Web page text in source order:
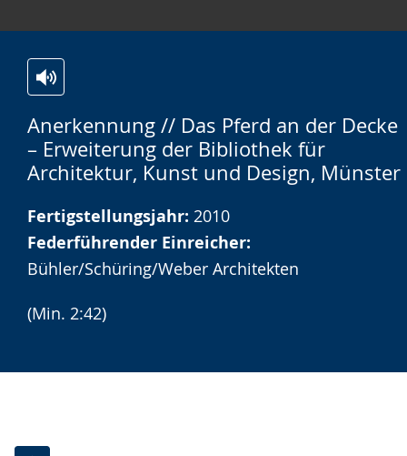
Anerkennung // Das Pferd an der Decke
– Erweiterung der Bibliothek für
Architektur, Kunst und Design, Münster
Leichten
Sprache
wechseln.
Audio-
Unterstützung.
Video
in
Deutscher
Gebärdensprache
wird
angezeigt.
Fertigstellungsjahr: 2010
Federführender Einreicher:
Bühler/Schüring/Weber Architekten
(Min. 2:42)